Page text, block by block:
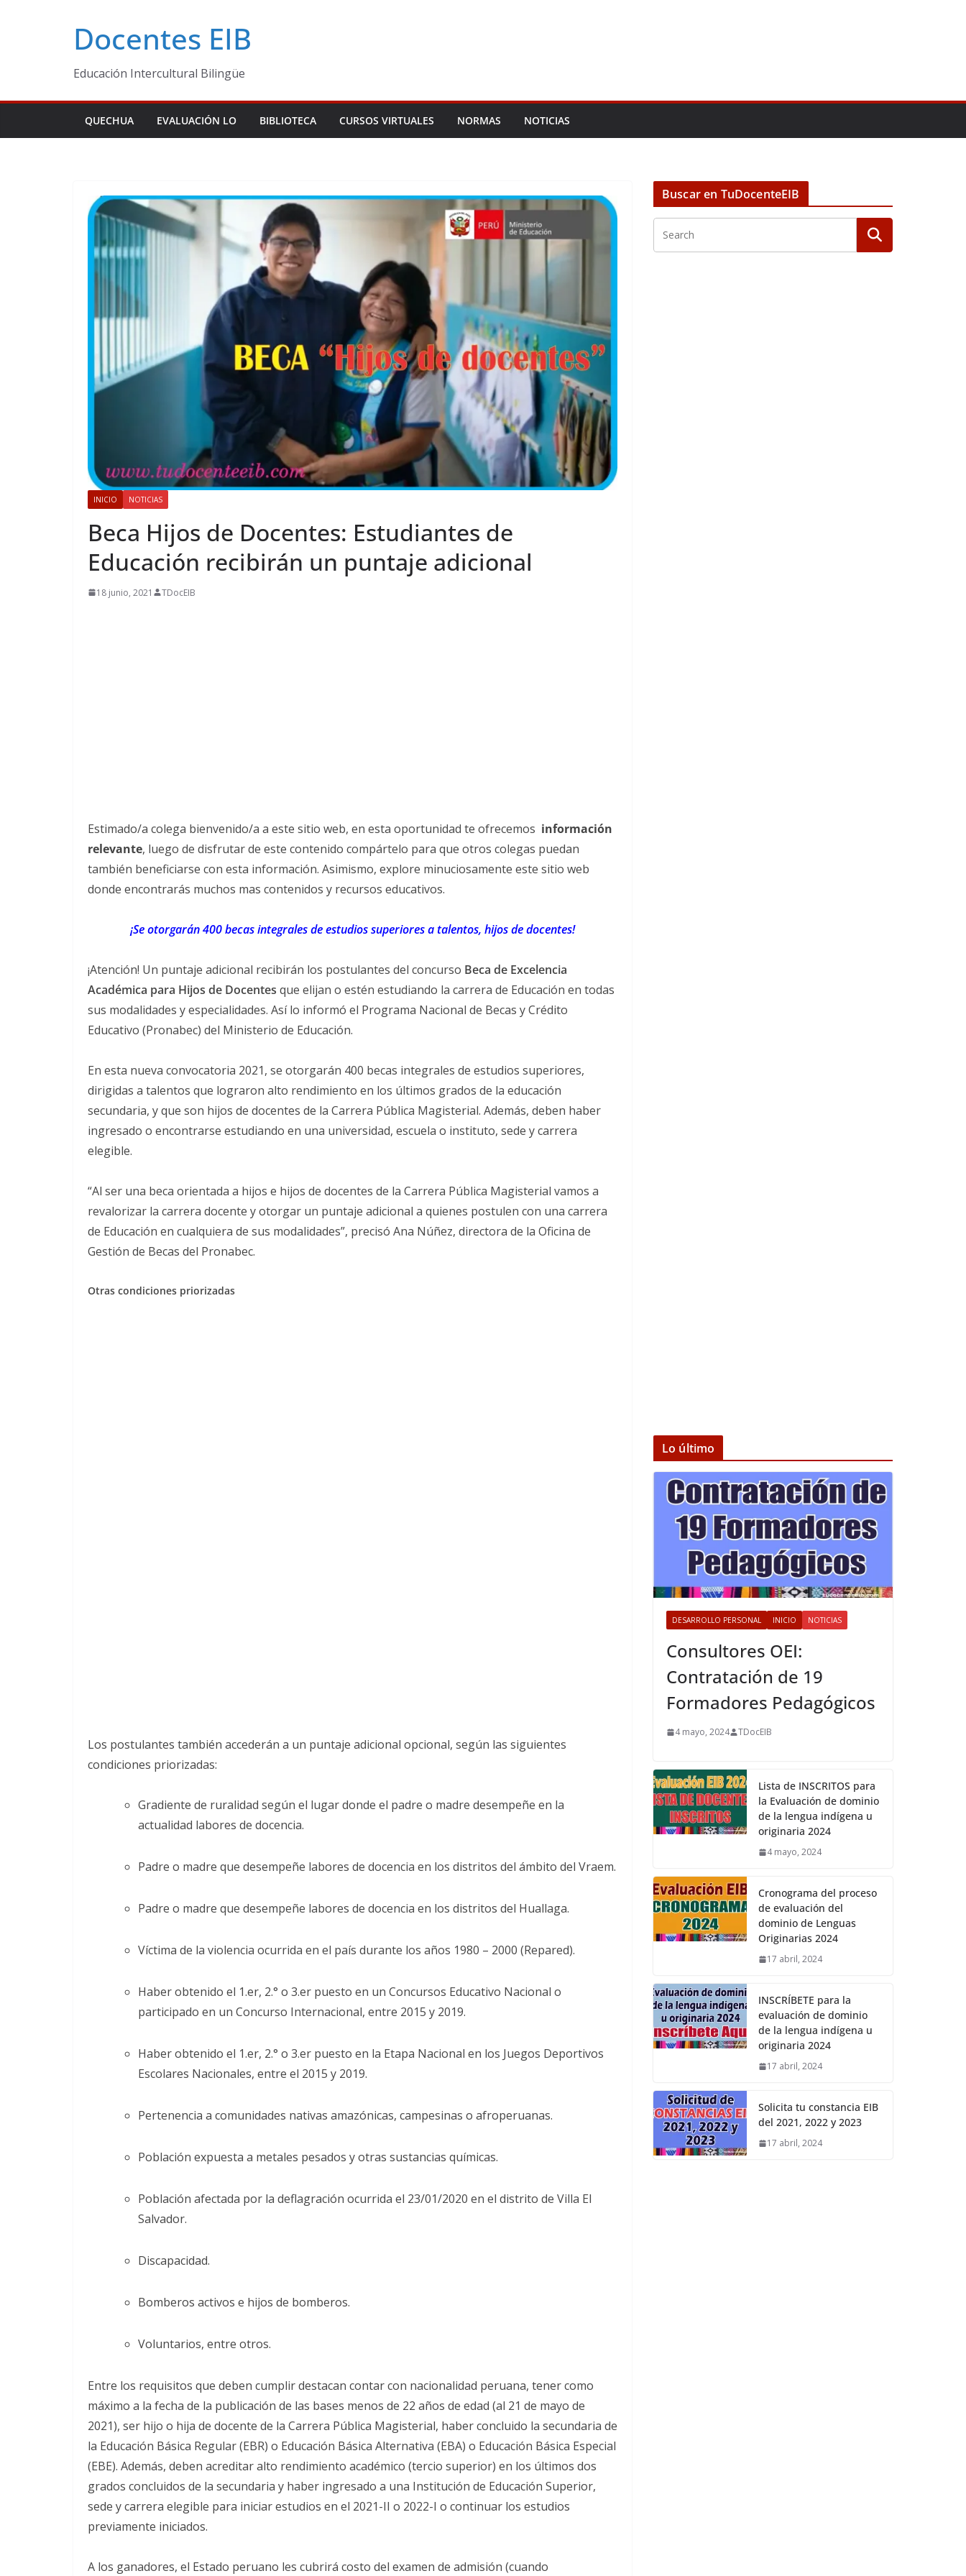
Docentes EIB
Educación Intercultural Bilingüe
QUECHUA EVALUACIÓN LO BIBLIOTECA CURSOS VIRTUALES NORMAS NOTICIAS
INICIO NOTICIAS
Beca Hijos de Docentes: Estudiantes de
Educación recibirán un puntaje adicional
18 junio, 2021 TDocEIB
Estimado/a colega bienvenido/a a este sitio web, en esta oportunidad te ofrecemos información
relevante, luego de disfrutar de este contenido compártelo para que otros colegas puedan
también beneficiarse con esta información. Asimismo, explore minuciosamente este sitio web
donde encontrarás muchos mas contenidos y recursos educativos.
¡Se otorgarán 400 becas integrales de estudios superiores a talentos, hijos de docentes!
¡Atención! Un puntaje adicional recibirán los postulantes del concurso Beca de Excelencia
Académica para Hijos de Docentes que elijan o estén estudiando la carrera de Educación en todas
sus modalidades y especialidades. Así lo informó el Programa Nacional de Becas y Crédito
Educativo (Pronabec) del Ministerio de Educación.
En esta nueva convocatoria 2021, se otorgarán 400 becas integrales de estudios superiores,
dirigidas a talentos que lograron alto rendimiento en los últimos grados de la educación
secundaria, y que son hijos de docentes de la Carrera Pública Magisterial. Además, deben haber
ingresado o encontrarse estudiando en una universidad, escuela o instituto, sede y carrera
elegible.
“Al ser una beca orientada a hijos e hijos de docentes de la Carrera Pública Magisterial vamos a
revalorizar la carrera docente y otorgar un puntaje adicional a quienes postulen con una carrera
de Educación en cualquiera de sus modalidades”, precisó Ana Núñez, directora de la Oficina de
Gestión de Becas del Pronabec.
Otras condiciones priorizadas
Los postulantes también accederán a un puntaje adicional opcional, según las siguientes
condiciones priorizadas:
Gradiente de ruralidad según el lugar donde el padre o madre desempeñe en la
actualidad labores de docencia.
Padre o madre que desempeñe labores de docencia en los distritos del ámbito del Vraem.
Padre o madre que desempeñe labores de docencia en los distritos del Huallaga.
Víctima de la violencia ocurrida en el país durante los años 1980 – 2000 (Repared).
Haber obtenido el 1.er, 2.° o 3.er puesto en un Concursos Educativo Nacional o
participado en un Concurso Internacional, entre 2015 y 2019.
Haber obtenido el 1.er, 2.° o 3.er puesto en la Etapa Nacional en los Juegos Deportivos
Escolares Nacionales, entre el 2015 y 2019.
Pertenencia a comunidades nativas amazónicas, campesinas o afroperuanas.
Población expuesta a metales pesados y otras sustancias químicas.
Población afectada por la deflagración ocurrida el 23/01/2020 en el distrito de Villa El
Salvador.
Discapacidad.
Bomberos activos e hijos de bomberos.
Voluntarios, entre otros.
Entre los requisitos que deben cumplir destacan contar con nacionalidad peruana, tener como
máximo a la fecha de la publicación de las bases menos de 22 años de edad (al 21 de mayo de
2021), ser hijo o hija de docente de la Carrera Pública Magisterial, haber concluido la secundaria de
la Educación Básica Regular (EBR) o Educación Básica Alternativa (EBA) o Educación Básica Especial
(EBE). Además, deben acreditar alto rendimiento académico (tercio superior) en los últimos dos
grados concluidos de la secundaria y haber ingresado a una Institución de Educación Superior,
sede y carrera elegible para iniciar estudios en el 2021-II o 2022-I o continuar los estudios
previamente iniciados.
A los ganadores, el Estado peruano les cubrirá costo del examen de admisión (cuando
Buscar en TuDocenteEIB
Lo último
DESARROLLO PERSONAL INICIO NOTICIAS
Consultores OEI:
Contratación de 19
Formadores Pedagógicos
4 mayo, 2024 TDocEIB
Lista de INSCRITOS para
la Evaluación de dominio
de la lengua indígena u
originaria 2024
4 mayo, 2024
Cronograma del proceso
de evaluación del
dominio de Lenguas
Originarias 2024
17 abril, 2024
INSCRÍBETE para la
evaluación de dominio
de la lengua indígena u
originaria 2024
17 abril, 2024
Solicita tu constancia EIB
del 2021, 2022 y 2023
17 abril, 2024